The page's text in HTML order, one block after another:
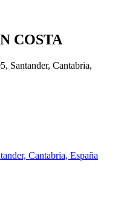
COSTA
Santander, Cantabria,
Cantabria, España